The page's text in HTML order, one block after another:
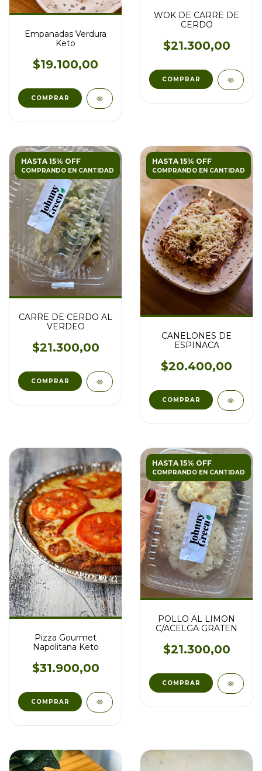
Empanadas Verdura
Keto
$19.100,00
WOK DE CARRE DE
CERDO
$21.300,00
HASTA 15% OFF
COMPRANDO EN CANTIDAD
CARRE DE CERDO AL
VERDEO
$21.300,00
HASTA 15% OFF
COMPRANDO EN CANTIDAD
CANELONES DE
ESPINACA
$20.400,00
Pizza Gourmet
Napolitana Keto
$31.900,00
HASTA 15% OFF
COMPRANDO EN CANTIDAD
POLLO AL LIMON
C/ACELGA GRATEN
$21.300,00